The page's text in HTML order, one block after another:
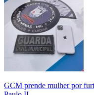
GCM prende mulher por